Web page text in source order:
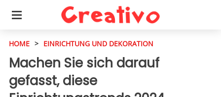
HOME > EINRICHTUNG UND DEKORATION
Machen Sie sich darauf
gefasst, diese